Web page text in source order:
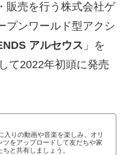
販売を行う株式会社ゲ
プンワールド型アクシ
アルセウス 」を
て2022年初頭に発売
入りの動画や音楽を楽しみ、オリ
ツをアップロードして友だちや家
と共有しましょう。